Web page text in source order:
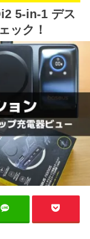
5-in-1 デス
ック！